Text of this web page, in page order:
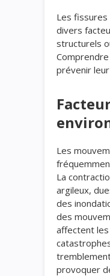
Les
divers
structurels
prévenir
Les
La
argileux,
des
des
affectent
provoquer